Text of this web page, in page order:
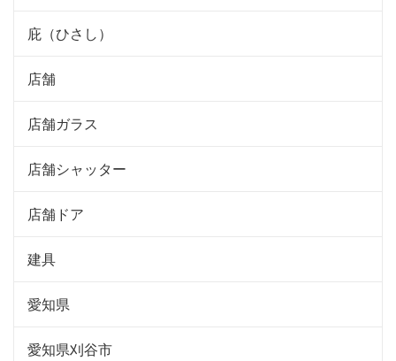
庇（ひさし）
店舗
店舗ガラス
店舗シャッター
店舗ドア
建具
愛知県
愛知県刈谷市